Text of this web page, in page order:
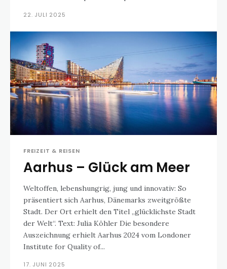
22. JULI 2025
FREIZEIT & REISEN
Aarhus – Glück am Meer
Weltoffen, lebenshungrig, jung und innovativ: So
präsentiert sich Aarhus, Dänemarks zweitgrößte
Stadt. Der Ort erhielt den Titel „glücklichste Stadt
der Welt“. Text: Julia Köhler Die besondere
Auszeichnung erhielt Aarhus 2024 vom Londoner
Institute for Quality of...
17. JUNI 2025